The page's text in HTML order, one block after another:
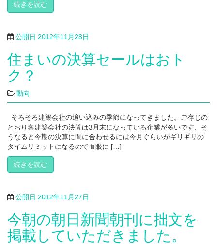
続きを読む
公開日 2012年11月28日
住まいの決算セールはおト
ク？
動向
そろそろ建築会社の追い込みの季節になってきました。ご存じの
とおり各建築会社の決算は3月末になっている企業が多いです、そ
うなると今期の決算に間に合わせるには今月ぐらいがギリギリの
タイムリミットになるので血眼に […]
続きを読む
公開日 2012年11月27日
今朝の朝日新聞朝刊に拙文を
掲載していただきました。